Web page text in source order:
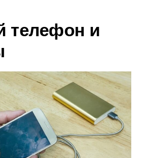
телефон и